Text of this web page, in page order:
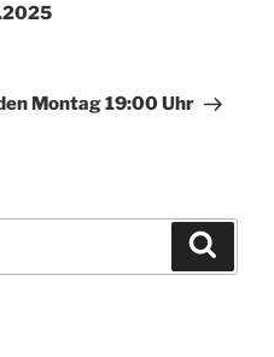
Montag 19:00 Uhr